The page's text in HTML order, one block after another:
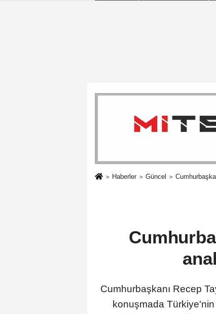
Haberler Güncel
Cumhurbaşkanı Recep
konuşmada Türkiye'nin